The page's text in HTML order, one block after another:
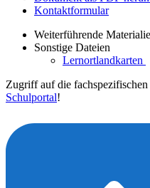
Kontaktformular
Weiterführende
Sonstige Dateien
Lernortlandkarten
Zugriff auf die
Schulportal!